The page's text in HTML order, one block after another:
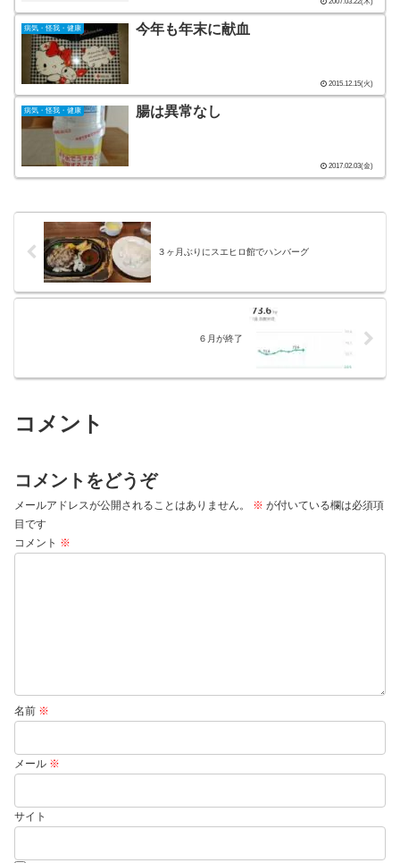
病気・怪我・健康 今年も年末に献血
2015.12.15(火)
病気・怪我・健康 腸は異常なし
2017.02.03(金)
３ヶ月ぶりにスエヒロ館でハンバーグ
６月が終了
コメント
コメントをどうぞ
メールアドレスが公開されることはありません。 ※ が付いている欄は必須項
目です
コメント ※
名前 ※
メール ※
サイト